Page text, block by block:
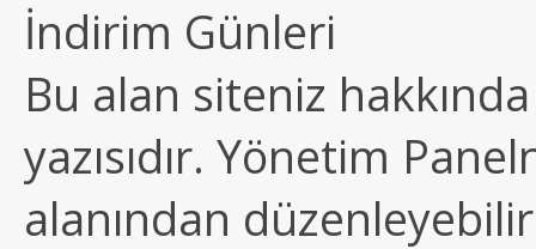
İndirim Günleri
Bu alan siteniz
yazısıdır. Yönetim
alanından